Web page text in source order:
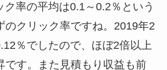
率の平均は0.1～0.2％という
のクリック率ですね。2019年2
％でしたので、ほぼ2倍以上
です。また見積もり収益も前